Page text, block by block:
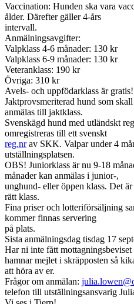
Vaccination: Hunden ska vara
ålder. Därefter gäller 4-års
intervall.
Anmälningsavgifter:
Valpklass 4-6 månader: 130 kr
Valpklass 6-9 månader: 130 kr
Veteranklass: 190 kr
Övriga: 310 kr
Avels- och uppfödarklass är gratis!
Jaktprovsmeriterad hund som
anmälas till jaktklass.
Svenskägd hund med utländskt
omregistreras till ett svenskt
reg.nrav SKK. Valpar under 4
utställningsplatsen.
OBS! Juniorklass är nu 9-18
månader kan anmälas i junior-,
unghund- eller öppen klass. Det
rätt klass.
Fina priser och lotteriförsäljning
kommer finnas servering
på plats.
Sista anmälningsdag tisdag 17
Har ni inte fått
hamnar mejlet i skräpposten så
att höra av er.
Frågor om anmälan:
telefon till utställningsansvarig